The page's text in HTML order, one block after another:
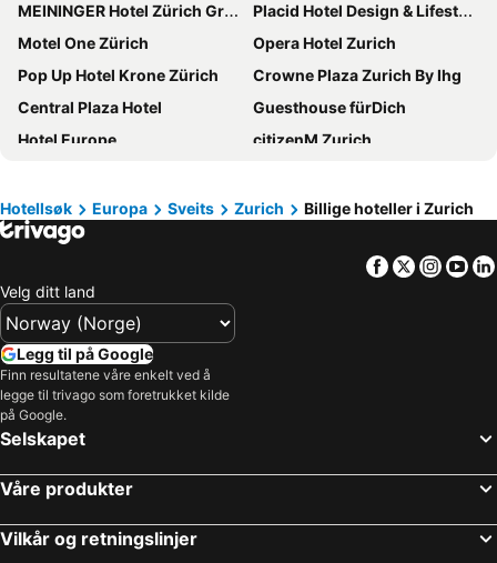
MEININGER Hotel Zürich Greencity
Placid Hotel Design & Lifestyle Zurich
Motel One Zürich
Opera Hotel Zurich
Pop Up Hotel Krone Zürich
Crowne Plaza Zurich By Ihg
Central Plaza Hotel
Guesthouse fürDich
Hotel Europe
citizenM Zurich
Ruby Mimi Hotel Zurich
Radisson Hotel Zurich Airport
Mercure Zürich City
Radisson Blu Hotel, Zurich Airport
ibis budget Zurich Airport
Hotel Bristol
25hours Hotel Zurich Langstrasse
Hotel Montana Zürich
Hotel Hirschen
Hotel Felix
Swiss Star California
Mövenpick Hotel Zürich-Regensdorf
Hotellsøk Europa Sveits Zurich Billige hoteller i Zurich
Facebook
Twitter
Velg ditt land
Legg til på Google
Finn resultatene våre enkelt ved å
legge til trivago som foretrukket kilde
på Google.
Selskapet
Våre produkter
Vilkår og retningslinjer